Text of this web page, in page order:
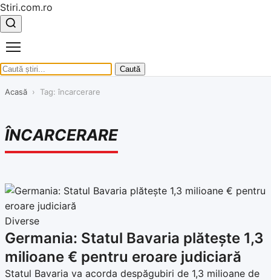
Stiri.com.ro
Caută
Acasă › Tag: încarcerare
ÎNCARCERARE
Diverse
Germania: Statul Bavaria plătește 1,3
milioane € pentru eroare judiciară
Statul Bavaria va acorda despăgubiri de 1,3 milioane de